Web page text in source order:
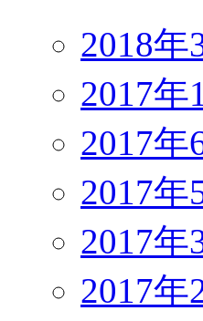
2018年
2017年
2017年
2017年
2017年
2017年